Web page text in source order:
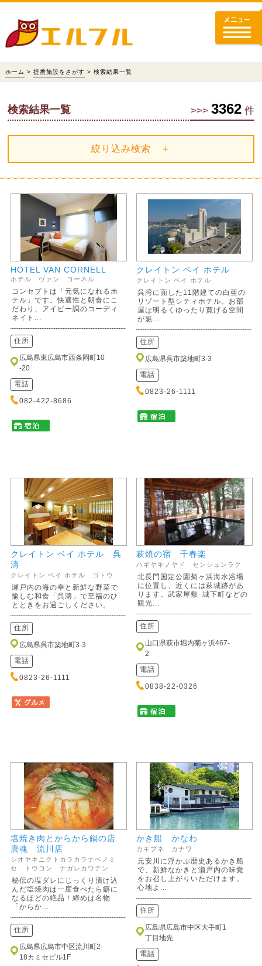
ホーム > 提携施設をさがす > 検索結果一覧
>>> 3362 件
検索結果一覧
絞り込み検索 ＋
HOTEL VAN CORNELL
ホテル ヴァン コーネル
コンセプトは「元気になれるホ
テル」です。快適性と朝食にこ
だわり、アイビー調のコーディ
ネイト...
住所
広島県東広島市西条岡町10
-20
電話
082-422-8686
クレイトン ベイ ホテル
クレイトン ベイ ホテル
呉湾に面した11階建ての白亜の
リゾート型シティホテル。お部
屋は明るくゆったり寛げる空間
が魅...
住所
広島県呉市築地町3-3
電話
0823-26-1111
クレイトン ベイ ホテル 呉
濤
クレイトン ベイ ホテル ゴトウ
瀬戸内の海の幸と新鮮な野菜で
愉しむ和食「呉濤」で至福のひ
とときをお過ごしください。
住所
広島県呉市築地町3-3
電話
0823-26-1111
萩焼の宿 千春楽
ハギヤキノヤド センシュンラク
北長門国定公園菊ヶ浜海水浴場
に位置し、近くには萩城跡があ
ります。武家屋敷･城下町などの
観光...
住所
山口県萩市堀内菊ヶ浜467-
2
電話
0838-22-0326
塩焼き肉とからから鍋の店
唐魂 流川店
シオヤキニクトカラカラナベノミ
セ トウコン ナガレカワテン
秘伝の塩ダレにじっくり漬け込
んだ塩焼肉は一度食べたら癖に
なるほどの絶品！締めは名物
「からか...
住所
広島県広島市中区流川町2-
18カミセビル1F
かき船 かなわ
カキブネ カナワ
元安川に浮かぶ歴史あるかき船
で、新鮮なかきと瀬戸内の味覚
をお召し上がりいただけます。
心地よ...
住所
広島県広島市中区大手町1
丁目地先
電話